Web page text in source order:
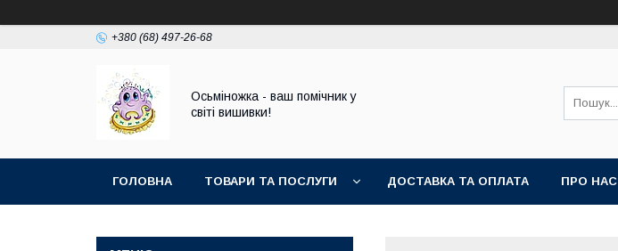
+380 (68) 497-26-68
Осьміножка - ваш помічник у
світі вишивки!
ГОЛОВНА ТОВАРИ ТА ПОСЛУГИ ДОСТАВКА ТА ОПЛАТА ПРО НАС